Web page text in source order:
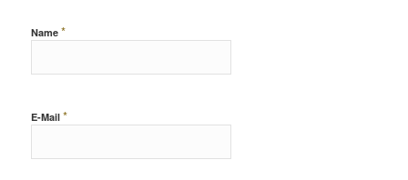
Name *
E-Mail *